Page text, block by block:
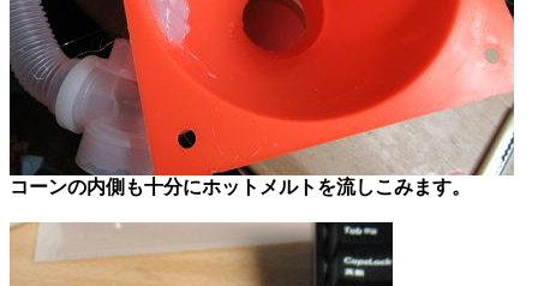
コーンの内側も十分にホットメルトを流しこみます。